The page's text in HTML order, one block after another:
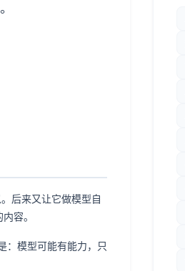
后来又让它做模型自
容。
：模型可能有能力，只